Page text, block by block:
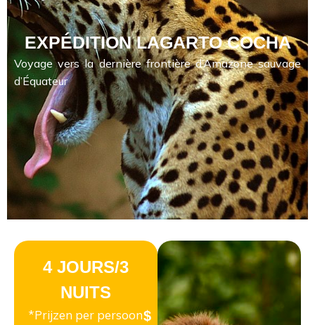
EXPÉDITION LAGARTO COCHA
Voyage vers la dernière frontière d’Amazone sauvage
d’Équateur
4 JOURS/3
NUITS
*Prijzen per persoon$